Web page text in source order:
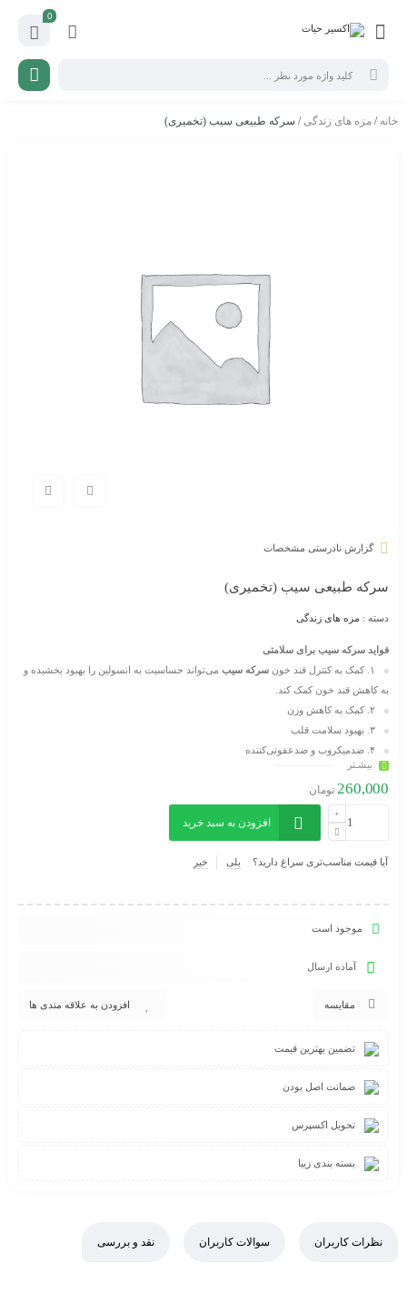
0
خانه / مزه های زندگی / سرکه طبیعی سیب (تخمیری)
گزارش نادرستی مشخصات
سرکه طبیعی سیب (تخمیری)
دسته : مزه های زندگی
فواید سرکه سیب برای سلامتی
۱. کمک به کنترل قند خون سرکه سیب می‌تواند حساسیت به انسولین را بهبود بخشیده و
به کاهش قند خون کمک کند.
۲. کمک به کاهش وزن
۳. بهبود سلامت قلب
۴. ضدمیکروب و ضدعفونی‌کننده
۵. کمک به هضم غذا
بیشـتر
260,000 تومان
افزودن به سبد خرید
آیا قیمت مناسب‌تری سراغ دارید؟ بلی خیر
موجود است
آماده ارسال
مقایسه افزودن به علاقه مندی ها
تضمین بهترین قیمت
ضمانت اصل بودن
تحویل اکسپرس
بسته بندی زیبا
نظرات کاربران سوالات کاربران نقد و بررسی